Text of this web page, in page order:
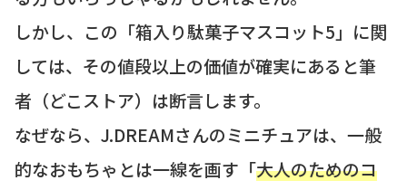
しかし、この「箱入り駄菓子マスコット5」に関
しては、その値段以上の価値が確実にあると筆
者（どこストア）は断言します。
なぜなら、J.DREAMさんのミニチュアは、一般
的なおもちゃとは一線を画す「大人のためのコ